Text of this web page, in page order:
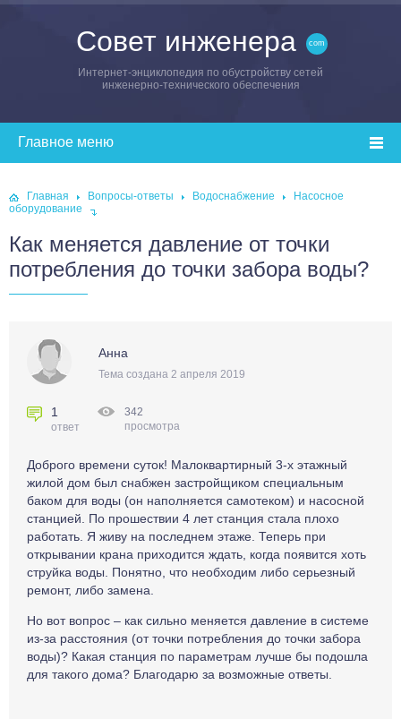
Совет инженера
Интернет-энциклопедия по обустройству сетей
инженерно-технического обеспечения
Главная Вопросы-ответы Водоснабжение
Насосное
оборудование
Как меняется давление от точки
потребления до точки забора воды?
Анна
Тема создана 2 апреля 2019
1
ответ
342
просмотра
Доброго времени суток! Малоквартирный 3-х этажный
жилой дом был снабжен застройщиком специальным
баком для воды (он наполняется самотеком) и насосной
станцией. По прошествии 4 лет станция стала плохо
работать. Я живу на последнем этаже. Теперь при
открывании крана приходится ждать, когда появится хоть
струйка воды. Понятно, что необходим либо серьезный
ремонт, либо замена.
Но вот вопрос – как сильно меняется давление в системе
из-за расстояния (от точки потребления до точки забора
воды)? Какая станция по параметрам лучше бы подошла
для такого дома? Благодарю за возможные ответы.